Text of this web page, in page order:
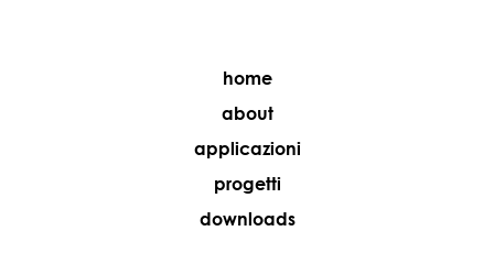
home
about
applicazioni
progetti
downloads